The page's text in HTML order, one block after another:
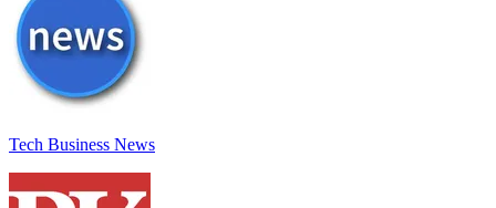
Tech Business News